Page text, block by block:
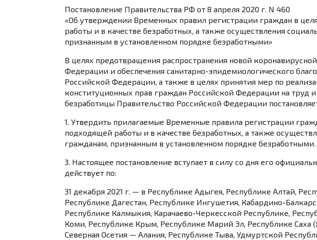
Постановление Правительства РФ от 8 апреля 2020 г. N 460
«Об утверждении Временных правил регистрации граждан в
работы и в качестве безработных, а также осуществления
признанным в установленном порядке безработными»
В целях предотвращения распространения новой
Федерации и обеспечения санитарно-эпидемиологического
Российской Федерации, а также в целях принятия мер по
конституционных прав граждан Российской Федерации на труд
безработицы Правительство Российской Федерации
1. Утвердить прилагаемые Временные правила регистрации
подходящей работы и в качестве безработных, а также
гражданам, признанным в установленном порядке безработными.
3. Настоящее постановление вступает в силу со дня его
действует по:
31 декабря 2021 г. — в Республике Адыгея, Республике Алтай,
Республике Дагестан, Республике Ингушетия, Кабардино-
Республике Калмыкия, Карачаево-Черкесской Республике,
Коми, Республике Крым, Республике Марий Эл, Республике Саха
Северная Осетия — Алания, Республике Тыва, Удмуртской